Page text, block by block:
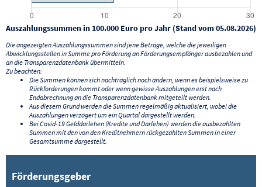
Auszahlungssummen in 100.000 Euro pro Jahr (Stand vom 05.08.2026)
Die angezeigten Auszahlungssummen sind jene Beträge, welche die jeweiligen
Abwicklungsstellen in Summe pro Förderung an Förderungsempfänger ausbezahlen und
an die Transparenzdatenbank übermitteln.
Zu beachten:
Die Summen können sich nachträglich noch ändern, wenn es beispielsweise zu
Rückforderungen kommt oder wenn gewisse Auszahlungen erst nach
Endabrechnung an die Transparenzdatenbank mitgeteilt werden.
Aus diesem Grund werden die Summen regelmäßig aktualisiert, wobei die
Auszahlungen verzögert um ein Quartal dargestellt werden.
Bei Covid-19 Gelddarlehen (Kredite und Darlehen) werden die ausbezahlten
Summen mit den von den Kreditnehmern rückgezahlten Summen in einer
Gesamtsumme dargestellt.
Förderungsgeber